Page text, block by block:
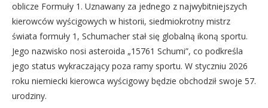
oblicze Formuły 1. Uznawany za jednego z najwybitniejszych
kierowców wyścigowych w historii, siedmiokrotny mistrz
świata formuły 1, Schumacher stał się globalną ikoną sportu.
Jego nazwisko nosi asteroida „15761 Schumi”, co podkreśla
jego status wykraczający poza ramy sportu. W styczniu 2026
roku niemiecki kierowca wyścigowy będzie obchodził swoje 57.
urodziny.